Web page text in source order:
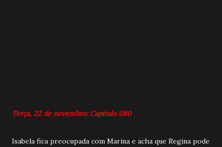
Terça, 22 de novembro: Capitulo 080
Isabela fica preocupada com Marina e acha que Regina pode